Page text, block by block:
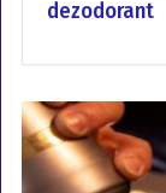
dezodorant